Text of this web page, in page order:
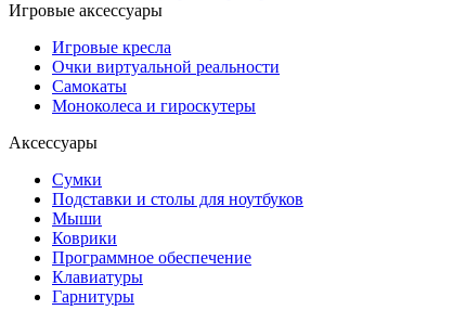
Игровые аксессуары
Игровые кресла
Очки виртуальной реальности
Самокаты
Моноколеса и гироскутеры
Аксессуары
Сумки
Подставки и столы для ноутбуков
Мыши
Коврики
Программное обеспечение
Клавиатуры
Гарнитуры